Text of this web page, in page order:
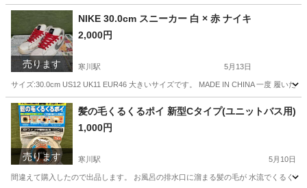
神奈川 高座郡 クラッチバッグ
売ります
NIKE 30.0cm スニーカー 白 × 赤 ナイキ
2,000円
寒川駅 5月13日
サイズ:30.0cm US12 UK11 EUR46 大きいサイズです。 MADE IN CHINA 一度 履いた
神奈川 高座郡 寒川駅 靴 NIKE
売ります
髪の毛くるくるポイ 新型Cタイプ(ユニットバス用)
1,000円
寒川駅 5月10日
間違えて購入したので出品します。 お風呂の排水口に溜まる髪の毛が 水流でくるく